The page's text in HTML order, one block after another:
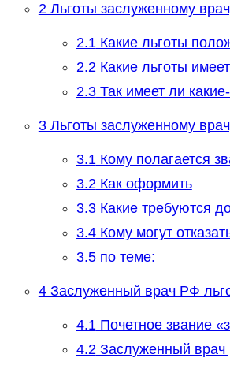
2Льготы заслуженному
2.1Какие льготы
2.2Какие льготы
2.3Так имеет ли
3Льготы заслуженному
3.1Кому полагается
3.2Как оформить
3.3Какие требуются
3.4Кому могут
3.5по теме:
4Заслуженный врач РФ
4.1Почетное звание
4.2Заслуженный врач